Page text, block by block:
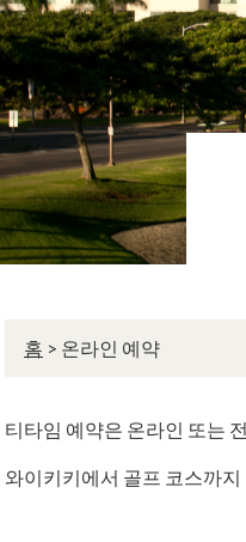
홈 > 온라인 예약
티타임 예약은 온라인 또는
와이키키에서 골프 코스까